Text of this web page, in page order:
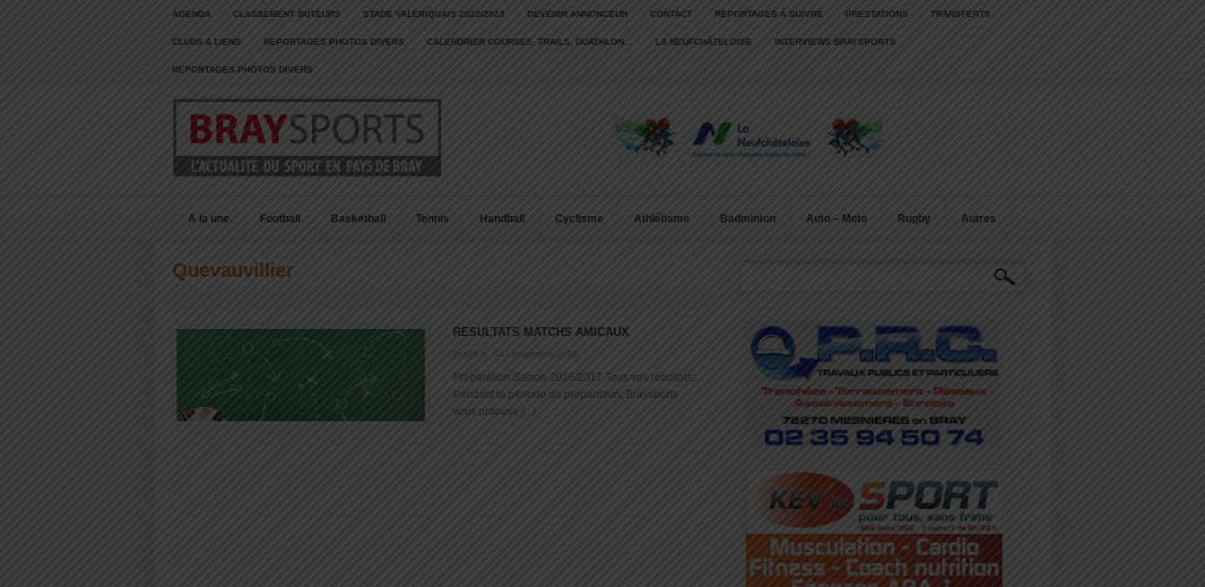
AGENDA CLASSEMENT BUTEURS STADE VALERIQUAIS 2022/2023 DEVENIR ANNONCEUR CONTACT REPORTAGES À SUIVRE PRESTATIONS TRANSFERTS
CLUBS & LIENS REPORTAGES PHOTOS DIVERS CALENDRIER COURSES, TRAILS, DUATHLON… LA NEUFCHÂTELOISE INTERVIEWS BRAYSPORTS
REPORTAGES PHOTOS DIVERS
A la une Football Basketball Tennis Handball Cyclisme Athlétisme Badminton Auto – Moto Rugby Autres
Quevauvillier
RESULTATS MATCHS AMICAUX
Posté le: 04 septembre 2016
Préparation Saison 2016/2017 Tous vos résultats:
Pendant la période de préparation, Braysports
vous propose [...]